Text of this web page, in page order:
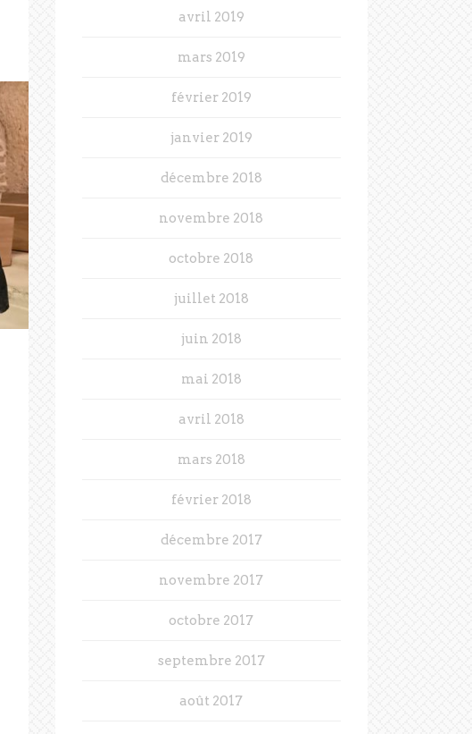
avril 2019
mars 2019
février 2019
janvier 2019
décembre 2018
novembre 2018
octobre 2018
juillet 2018
juin 2018
mai 2018
avril 2018
mars 2018
février 2018
décembre 2017
novembre 2017
octobre 2017
septembre 2017
août 2017